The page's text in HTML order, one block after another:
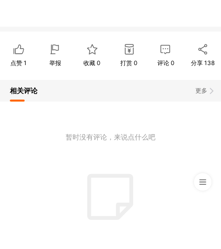
点赞 1 举报 收藏0 打赏 0 评论 0 分享 138
更多
相关评论
暂时没有评论，来说点什么吧